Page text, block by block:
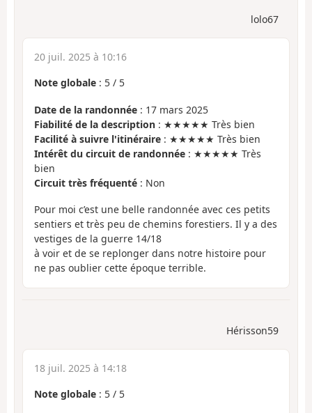
lolo67
20 juil. 2025 à 10:16
Note globale : 5 / 5
Date de la randonnée : 17 mars 2025
Fiabilité de la description : ★★★★★ Très bien
Facilité à suivre l'itinéraire : ★★★★★ Très bien
Intérêt du circuit de randonnée : ★★★★★ Très
bien
Circuit très fréquenté : Non
Pour moi c’est une belle randonnée avec ces petits
sentiers et très peu de chemins forestiers. Il y a des
vestiges de la guerre 14/18
à voir et de se replonger dans notre histoire pour
ne pas oublier cette époque terrible.
Hérisson59
18 juil. 2025 à 14:18
Note globale : 5 / 5